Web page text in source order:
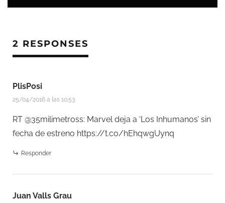
2 RESPONSES
PlisPosi
25/04/2016 a las 10:53
RT @35milimetross: Marvel deja a ‘Los Inhumanos’ sin
fecha de estreno https://t.co/hEhqwgUynq
Responder
Juan Valls Grau